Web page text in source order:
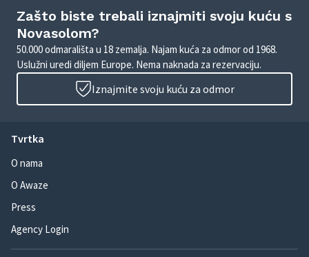
Zašto biste trebali iznajmiti svoju kuću s
Novasolom?
50.000 odmarališta u 18 zemalja. Najam kuća za odmor od 1968.
Uslužni uredi diljem Europe. Nema naknada za rezervaciju.
Iznajmite svoju kuću za odmor
Tvrtka
O nama
O Awaze
Press
Agency Login